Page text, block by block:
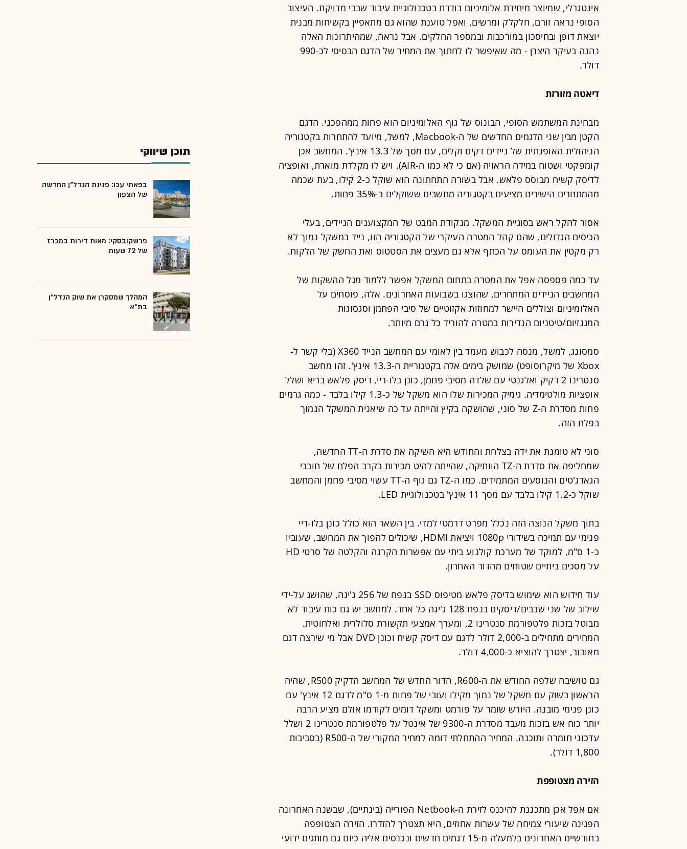
אינטגרלי, שמיוצר מיחידת אלומיניום בודדת בטכנולוגיית עיבוד שבבי מדויקת. העיצוב
הסופי נראה זורם, חלקלק ומרשים, ואפל טוענת שהוא גם מתאפיין בקשיחות מבנית
יוצאת דופן ובחיסכון במורכבות ובמספר החלקים. אבל נראה, שמהיתרונות האלה
נהנה בעיקר היצרן - מה שאיפשר לו לחתוך את המחיר של הדגם הבסיסי לכ-990
דולר.
דיאטה מזורזת
מבחינת המשתמש הסופי, הבונוס של גוף האלומיניום הוא פחות ממהפכני. הדגם
הקטן מבין שני הדגמים החדשים של ה-Macbook, למשל, מיועד להתחרות בקטגוריה
הניהולית האופנתית של ניידים דקים וקלים, עם מסך של 13.3 אינץ'. המחשב אכן
קומפקטי ושטוח במידה הראויה (אם כי לא כמו ה-AIR), ויש לו מקלדת מוארת, ואופציה
לדיסק קשיח מבוסס פלאש. אבל בשורה התחתונה הוא שוקל כ-2 קילו, בעת שכמה
מהמתחרים הישירים מציעים בקטגוריה מחשבים ששוקלים ב-35% פחות.
אסור להקל ראש בסוגיית המשקל. מנקודת המבט של המקצוענים הניידים, בעלי
הכיסים הגדולים, שהם קהל המטרה העיקרי של הקטגוריה הזו, נייד במשקל נמוך לא
רק מקטין את העומס על הכתף אלא גם מעצים את הסטטוס ואת החשק של הלקוח.
עד כמה פספסה אפל את המטרה בתחום המשקל אפשר ללמוד מגל ההשקות של
המחשבים הניידים המתחרים, שהוצגו בשבועות האחרונים. אלה, פוסחים על
האלומיניום וצוללים היישר למחוזות אקזוטיים של סיבי הפחמן וסגסוגות
המגנזיום/טיטניום הנדירות במטרה להוריד כל גרם מיותר.
סמסונג, למשל, מנסה לכבוש מעמד בין לאומי עם המחשב הנייד X360 (בלי קשר ל-
Xbox של מיקרוסופט) שמושק בימים אלה בקטגוריית ה-13.3 אינץ'. זהו מחשב
סנטרינו 2 דקיק ואלגנטי עם שלדה מסיבי פחמן, כונן בלו-ריי, דיסק פלאש בריא ושלל
אופציות מולטימדיה. גימיק המכירות שלו הוא משקל של כ-1.3 קילו בלבד - כמה גרמים
פחות מסדרת ה-Z של סוני, שהושקה בקיץ והייתה עד כה שיאנית המשקל הנמוך
בפלח הזה.
סוני לא טומנת את ידה בצלחת והחודש היא השיקה את סדרת ה-TT החדשה,
שמחליפה את סדרת ה-TZ הוותיקה, שהייתה להיט מכירות בקרב הפלח של חובבי
הגאדג'טים והנוסעים המתמידים. כמו ה-TZ גם גוף ה-TT עשוי מסיבי פחמן והמחשב
שוקל כ-1.2 קילו בלבד עם מסך 11 אינץ' בטכנולוגיית LED.
בתוך משקל הנוצה הזה נכלל מפרט דרמטי למדי. בין השאר הוא כולל כונן בלו-ריי
פנימי עם תמיכה בשידורי 1080p ויציאת HDMI, שיכולים להפוך את המחשב, שעוביו
כ-1 ס"מ, למוקד של מערכת קולנוע ביתי עם אפשרות הקרנה והקלטה של סרטי HD
על מסכים ביתיים שטוחים מהדור האחרון.
עוד חידוש הוא שימוש בדיסק פלאש מטיפוס SSD בנפח של 256 ג'יגה, שהושג על-ידי
שילוב של שני שבבים/דיסקים בנפח 128 ג'יגה כל אחד. למחשב יש גם כוח עיבוד לא
מבוטל בזכות פלטפורמת סנטרינו 2, ומערך אמצעי תקשורת סלולרית ואלחוטית.
המחירים מתחילים ב-2,000 דולר לדגם עם דיסק קשיח וכונן DVD אבל מי שירצה דגם
מאובזר, יצטרך להוציא כ-4,000 דולר.
גם טושיבה שלפה החודש את ה-R600, הדור החדש של המחשב הדקיק R500, שהיה
הראשון בשוק עם משקל של נמוך מקילו ועובי של פחות מ-1 ס"מ לדגם 12 אינץ' עם
כונן פנימי מובנה. היורש שומר על פורמט ומשקל דומים לקודמו אולם מציע הרבה
יותר כוח אש בזכות מעבד מסדרת ה-9300 של אינטל על פלטפורמת סנטרינו 2 ושלל
עדכוני חומרה ותוכנה. המחיר ההתחלתי דומה למחיר המקורי של ה-R500 (בסביבות
1,800 דולר).
הזירה מצטופפת
אם אפל אכן מתכננת להיכנס לזירת ה-Netbook הפורייה (בינתיים), שבשנה האחרונה
הפגינה שיעורי צמיחה של עשרות אחוזים, היא תצטרך להזדרז. הזירה הצטופפה
בחודשיים האחרונים בלמעלה מ-15 דגמים חדשים ונכנסים אליה כיום גם מותגים ידועי
תוכן שיווקי
בפאתי עכו: פנינת הנדל"ן החדשה
של הצפון
פרשקובסקי: מאות דירות במכרז
של 72 שעות
המהלך שמסקרן את שוק הנדל"ן
בת"א